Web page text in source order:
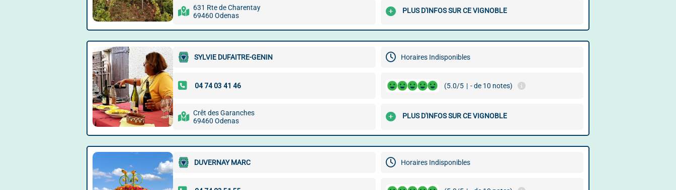
631 Rte de Charentay
69460 Odenas
PLUS D'INFOS SUR CE VIGNOBLE
SYLVIE DUFAITRE-GENIN Horaires Indisponibles
(5.0/5 | - de 10 notes)
Crêt des Garanches
69460 Odenas
PLUS D'INFOS SUR CE VIGNOBLE
DUVERNAY MARC Horaires Indisponibles